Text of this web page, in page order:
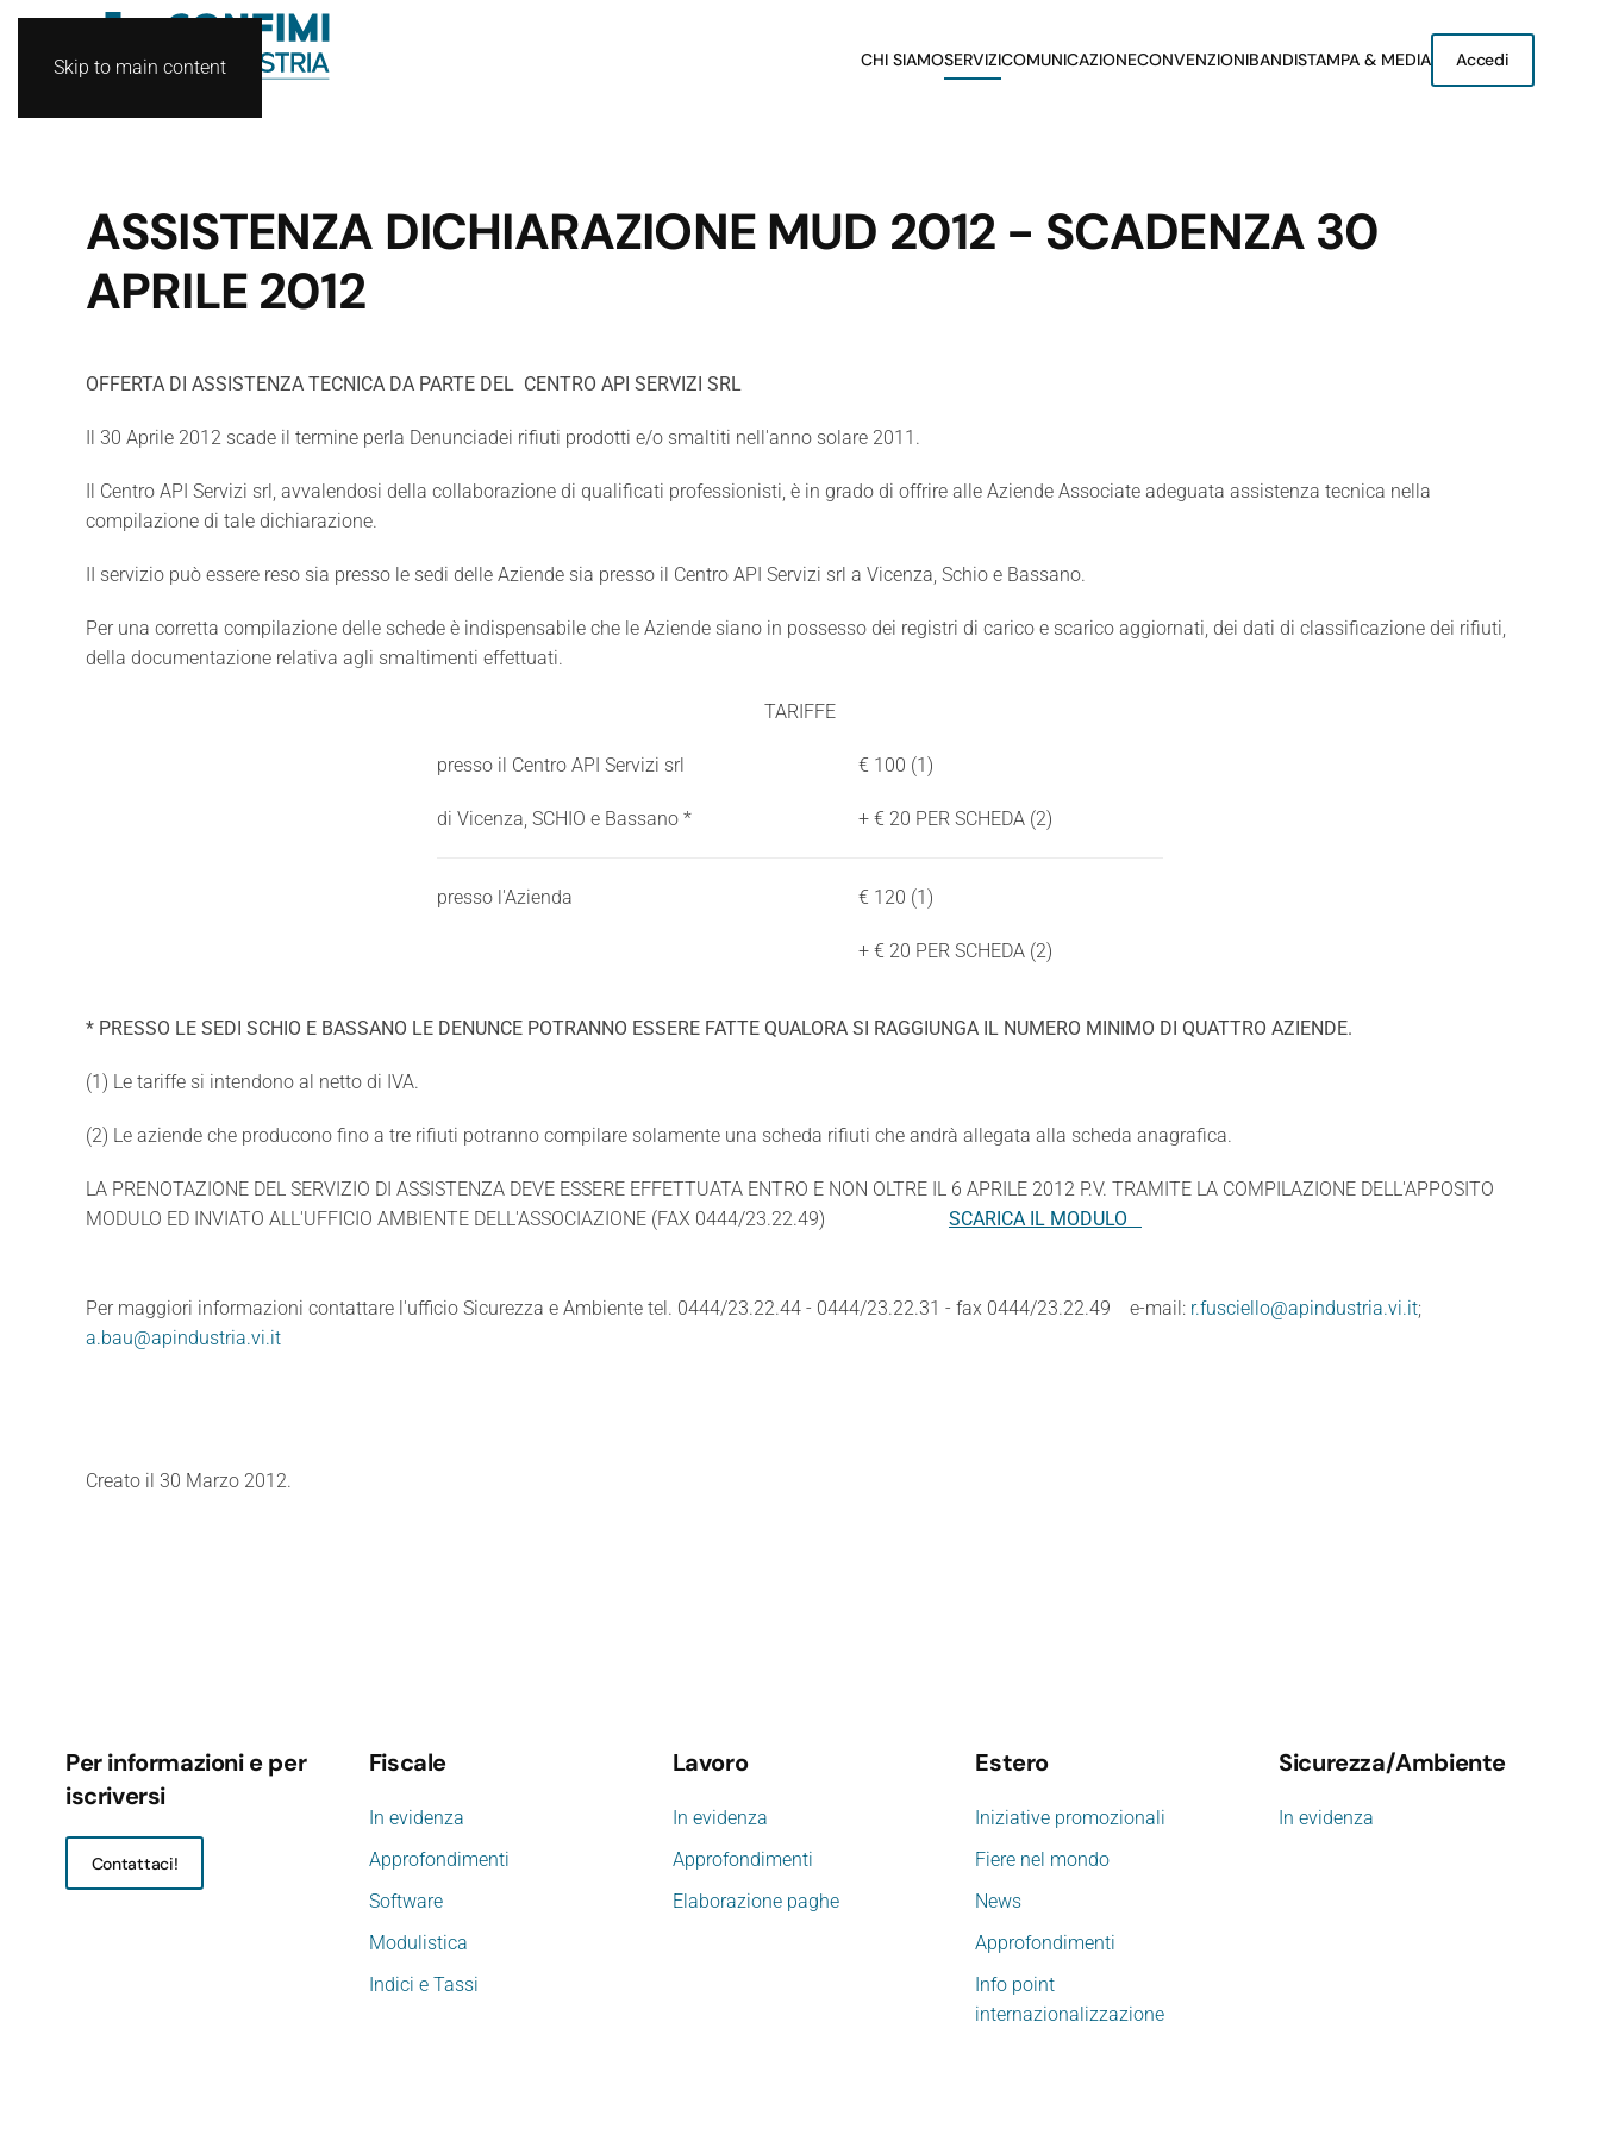
Skip to main content CHI SIAMOSERVIZICOMUNICAZIONECONVENZIONIBANDISTAMPA & MEDIA Accedi
ASSISTENZA DICHIARAZIONE MUD 2012 - SCADENZA 30
APRILE 2012
OFFERTA DI ASSISTENZA TECNICA DA PARTE DEL CENTRO API SERVIZI SRL
Il 30 Aprile 2012 scade il termine perla Denunciadei rifiuti prodotti e/o smaltiti nell'anno solare 2011.
Il Centro API Servizi srl, avvalendosi della collaborazione di qualificati professionisti, è in grado di offrire alle Aziende Associate adeguata assistenza tecnica nella
compilazione di tale dichiarazione.
II servizio può essere reso sia presso le sedi delle Aziende sia presso il Centro API Servizi srl a Vicenza, Schio e Bassano.
Per una corretta compilazione delle schede è indispensabile che le Aziende siano in possesso dei registri di carico e scarico aggiornati, dei dati di classificazione dei rifiuti,
della documentazione relativa agli smaltimenti effettuati.
TARIFFE
presso il Centro API Servizi srl
di Vicenza, SCHIO e Bassano *
€ 100 (1)
+ € 20 PER SCHEDA (2)
presso l'Azienda € 120 (1)
+ € 20 PER SCHEDA (2)
* PRESSO LE SEDI SCHIO E BASSANO LE DENUNCE POTRANNO ESSERE FATTE QUALORA SI RAGGIUNGA IL NUMERO MINIMO DI QUATTRO AZIENDE.
(1) Le tariffe si intendono al netto di IVA.
(2) Le aziende che producono fino a tre rifiuti potranno compilare solamente una scheda rifiuti che andrà allegata alla scheda anagrafica.
LA PRENOTAZIONE DEL SERVIZIO DI ASSISTENZA DEVE ESSERE EFFETTUATA ENTRO E NON OLTRE IL 6 APRILE 2012 P.V. TRAMITE LA COMPILAZIONE DELL'APPOSITO
MODULO ED INVIATO ALL'UFFICIO AMBIENTE DELL'ASSOCIAZIONE (FAX 0444/23.22.49) SCARICA IL MODULO
Per maggiori informazioni contattare l'ufficio Sicurezza e Ambiente tel. 0444/23.22.44 - 0444/23.22.31 - fax 0444/23.22.49 e-mail: r.fusciello@apindustria.vi.it;
a.bau@apindustria.vi.it
Creato il 30 Marzo 2012.
Per informazioni e per
iscriversi
Contattaci!
Fiscale
In evidenza
Approfondimenti
Software
Modulistica
Indici e Tassi
Lavoro
In evidenza
Approfondimenti
Elaborazione paghe
Estero
Iniziative promozionali
Fiere nel mondo
News
Approfondimenti
Info point
internazionalizzazione
Sicurezza/Ambiente
In evidenza